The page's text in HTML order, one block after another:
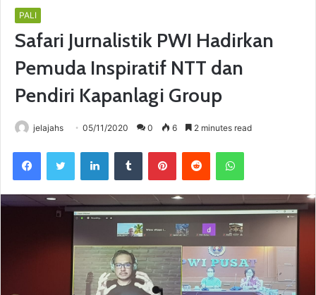
PALI
Safari Jurnalistik PWI Hadirkan
Pemuda Inspiratif NTT dan
Pendiri Kapanlagi Group
jelajahs 05/11/2020 0 6 2 minutes read